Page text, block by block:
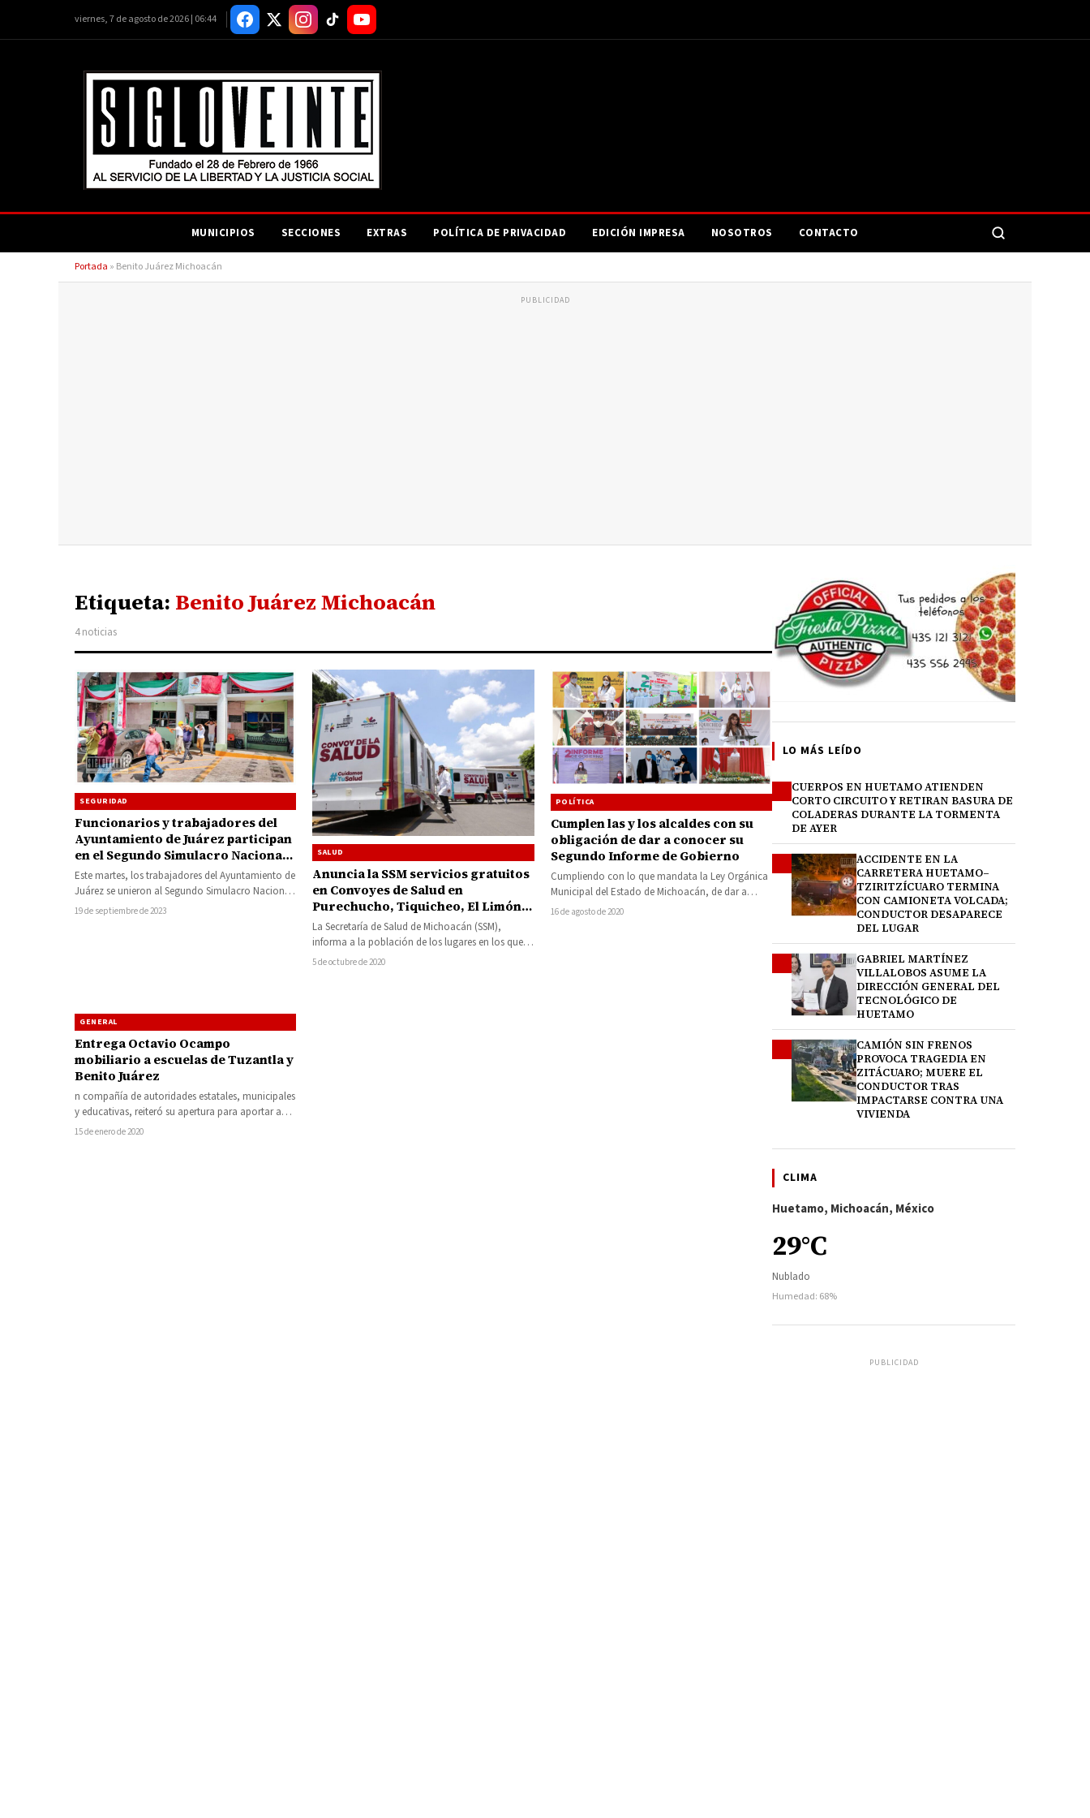
viernes, 7 de agosto de 2026 | 06:44
MUNICIPIOS SECCIONES EXTRAS POLÍTICA DE PRIVACIDAD EDICIÓN IMPRESA NOSOTROS CONTACTO
Portada » Benito Juárez Michoacán
PUBLICIDAD
Etiqueta: Benito Juárez Michoacán
4 noticias
SEGURIDAD
Funcionarios y trabajadores del
Ayuntamiento de Juárez participan
en el Segundo Simulacro Nacional
2023
Este martes, los trabajadores del Ayuntamiento de
Juárez se unieron al Segundo Simulacro Nacional
2023. El evento, coordinado por el…
19 de septiembre de 2023
SALUD
Anuncia la SSM servicios gratuitos
en Convoyes de Salud en
Purechucho, Tiquicheo, El Limón
de Papatzindán y Benito Juárez
La Secretaría de Salud de Michoacán (SSM),
informa a la población de los lugares en los que
se encontrarán los…
5 de octubre de 2020
POLÍTICA
Cumplen las y los alcaldes con su
obligación de dar a conocer su
Segundo Informe de Gobierno
Cumpliendo con lo que mandata la Ley Orgánica
Municipal del Estado de Michoacán, de dar a
conocer el estado general…
16 de agosto de 2020
GENERAL
Entrega Octavio Ocampo
mobiliario a escuelas de Tuzantla y
Benito Juárez
n compañía de autoridades estatales, municipales
y educativas, reiteró su apertura para aportar a
fortalecer al sector educativo.
15 de enero de 2020
LO MÁS LEÍDO
CUERPOS EN HUETAMO ATIENDEN
CORTO CIRCUITO Y RETIRAN BASURA DE
COLADERAS DURANTE LA TORMENTA
DE AYER
ACCIDENTE EN LA
CARRETERA HUETAMO–
TZIRITZÍCUARO TERMINA
CON CAMIONETA VOLCADA;
CONDUCTOR DESAPARECE
DEL LUGAR
GABRIEL MARTÍNEZ
VILLALOBOS ASUME LA
DIRECCIÓN GENERAL DEL
TECNOLÓGICO DE
HUETAMO
CAMIÓN SIN FRENOS
PROVOCA TRAGEDIA EN
ZITÁCUARO; MUERE EL
CONDUCTOR TRAS
IMPACTARSE CONTRA UNA
VIVIENDA
CLIMA
Huetamo, Michoacán, México
29°C
Nublado
Humedad: 68%
PUBLICIDAD